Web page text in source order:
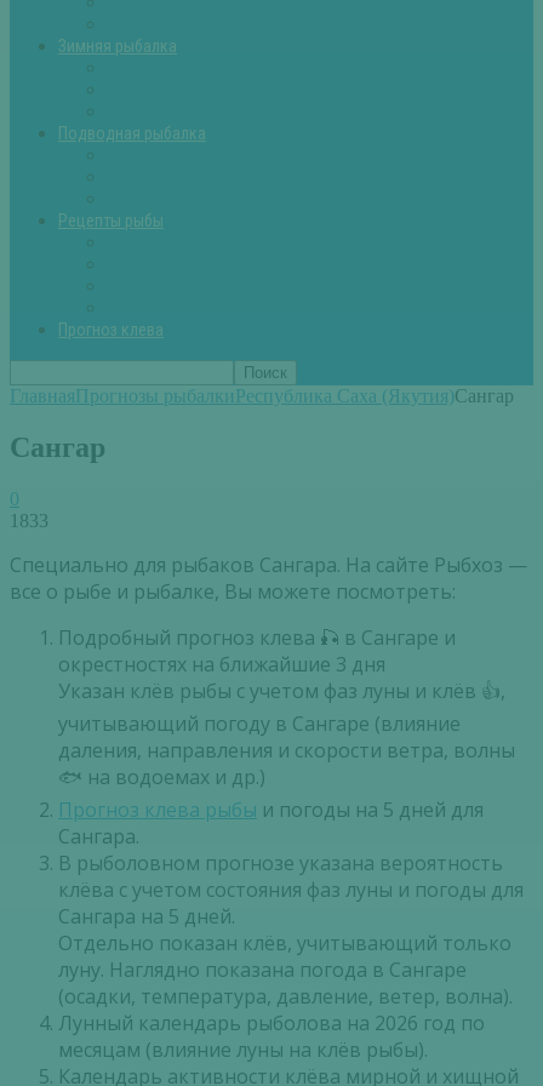
Зимняя рыбалка
Подводная рыбалка
Рецепты рыбы
Прогноз клева
ГлавнаяПрогнозы рыбалкиРеспублика Саха (Якутия)Сангар
Сангар
0
1833
Специально для рыбаков Сангара. На сайте Рыбхоз —
все о рыбе и рыбалке, Вы можете посмотреть:
Подробный прогноз клева 🎣 в Сангаре и
окрестностях на ближайшие 3 дня
Указан клёв рыбы с учетом фаз луны и клёв 👍,
учитывающий погоду в Сангаре (влияние
даления, направления и скорости ветра, волны
🐟 на водоемах и др.)
Прогноз клева рыбы и погоды на 5 дней для
Сангара.
В рыболовном прогнозе указана вероятность
клёва с учетом состояния фаз луны и погоды для
Сангара на 5 дней.
Отдельно показан клёв, учитывающий только
луну. Наглядно показана погода в Сангаре
(осадки, температура, давление, ветер, волна).
Лунный календарь рыболова на 2026 год по
месяцам (влияние луны на клёв рыбы).
Календарь активности клёва мирной и хищной